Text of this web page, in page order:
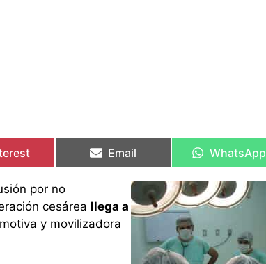
en
Email
en
WhatsApp
por no
cesárea llega a
y movilizadora
en
en